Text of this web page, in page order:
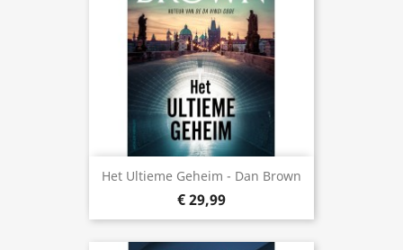
Het Ultieme Geheim - Dan Brown
€ 29,99